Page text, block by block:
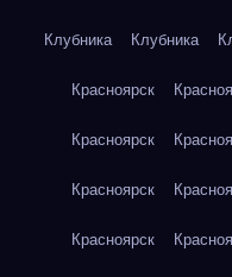
Клубника Клубника
Красноярск
Красноярск
Красноярск
Красноярск